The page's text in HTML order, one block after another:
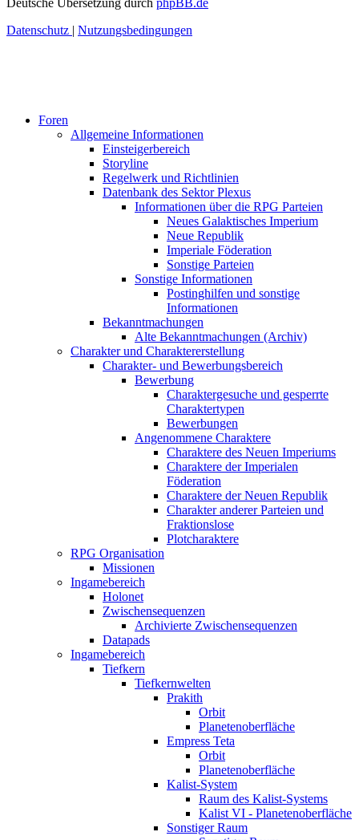
Deutsche Übersetzung durch phpBB.de
Datenschutz | Nutzungsbedingungen
Foren
Allgemeine Informationen
Einsteigerbereich
Storyline
Regelwerk und Richtlinien
Datenbank des Sektor Plexus
Informationen über die RPG Parteien
Neues Galaktisches Imperium
Neue Republik
Imperiale Föderation
Sonstige Parteien
Sonstige Informationen
Postinghilfen und sonstige
Informationen
Bekanntmachungen
Alte Bekanntmachungen (Archiv)
Charakter und Charaktererstellung
Charakter- und Bewerbungsbereich
Bewerbung
Charaktergesuche und gesperrte
Charaktertypen
Bewerbungen
Angenommene Charaktere
Charaktere des Neuen Imperiums
Charaktere der Imperialen
Föderation
Charaktere der Neuen Republik
Charakter anderer Parteien und
Fraktionslose
Plotcharaktere
RPG Organisation
Missionen
Ingamebereich
Holonet
Zwischensequenzen
Archivierte Zwischensequenzen
Datapads
Ingamebereich
Tiefkern
Tiefkernwelten
Prakith
Orbit
Planetenoberfläche
Empress Teta
Orbit
Planetenoberfläche
Kalist-System
Raum des Kalist-Systems
Kalist VI - Planetenoberfläche
Sonstiger Raum